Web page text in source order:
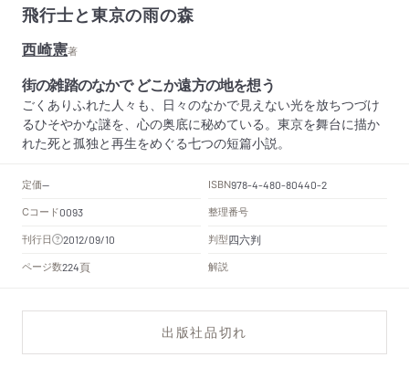
飛行士と東京の雨の森
西崎憲著
街の雑踏のなかで どこか遠方の地を想う
ごくありふれた人々も、日々のなかで見えない光を放ちつづけ
るひそやかな謎を、心の奥底に秘めている。東京を舞台に描か
れた死と孤独と再生をめぐる七つの短篇小説。
定価-- ISBN978-4-480-80440-2
Cコード0093
整理番号
刊行日
2012/09/10 判型四六判
ページ数224頁 解説
出版社品切れ